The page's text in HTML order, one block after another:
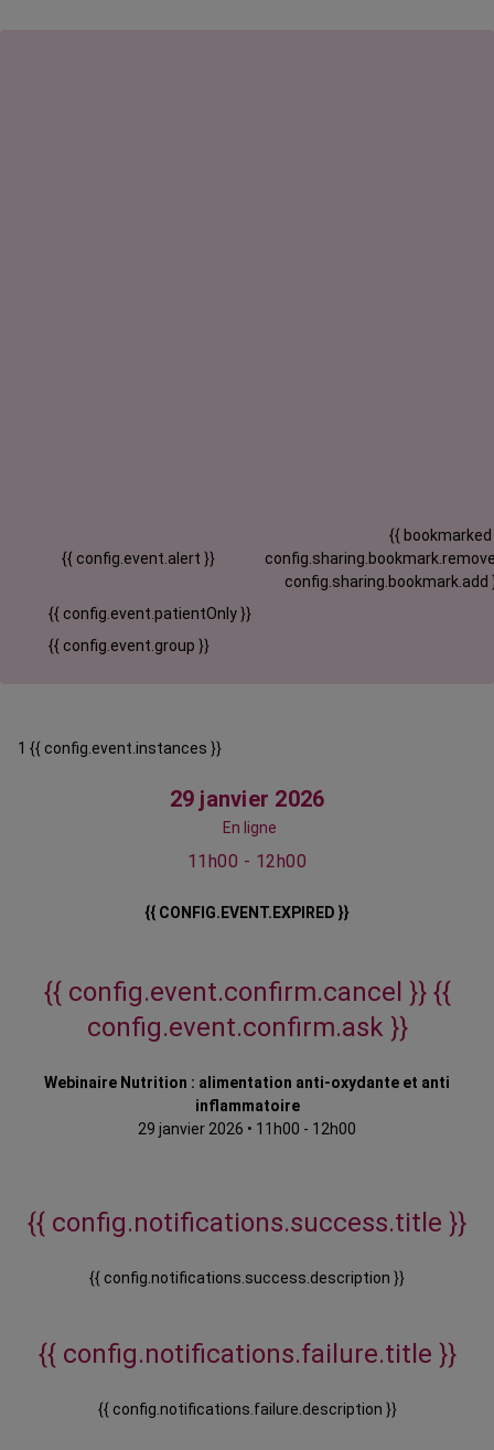
{{ config.event.alert }}
{{ bookmarked
config.sharing.bookmark.add
{{ config.event.patientOnly }}
{{ config.event.group }}
1 {{ config.event.instances }}
29 janvier 2026
En ligne
11h00 - 12h00
{{ CONFIG.EVENT.EXPIRED }}
{{ config.event.confirm.cancel }} {{
config.event.confirm.ask }}
Webinaire Nutrition : alimentation anti-oxydante et anti
inflammatoire
29 janvier 2026 • 11h00 - 12h00
{{ config.notifications.success.title }}
{{ config.notifications.success.description }}
{{ config.notifications.failure.title }}
{{ config.notifications.failure.description }}